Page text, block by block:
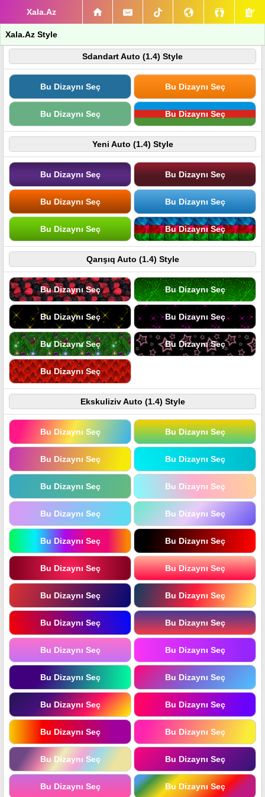
Xala.Az
Xala.Az Style
Sdandart Auto (1.4) Style
Bu Dizaynı Seç Bu Dizaynı Seç
Bu Dizaynı Seç Bu Dizaynı Seç
Yeni Auto (1.4) Style
Bu Dizaynı Seç Bu Dizaynı Seç
Bu Dizaynı Seç Bu Dizaynı Seç
Bu Dizaynı Seç Bu Dizaynı Seç
Qarışıq Auto (1.4) Style
Bu Dizaynı Seç Bu Dizaynı Seç
Bu Dizaynı Seç Bu Dizaynı Seç
Bu Dizaynı Seç Bu Dizaynı Seç
Bu Dizaynı Seç
Ekskuliziv Auto (1.4) Style
Bu Dizaynı Seç Bu Dizaynı Seç
Bu Dizaynı Seç Bu Dizaynı Seç
Bu Dizaynı Seç Bu Dizaynı Seç
Bu Dizaynı Seç Bu Dizaynı Seç
Bu Dizaynı Seç Bu Dizaynı Seç
Bu Dizaynı Seç Bu Dizaynı Seç
Bu Dizaynı Seç Bu Dizaynı Seç
Bu Dizaynı Seç Bu Dizaynı Seç
Bu Dizaynı Seç Bu Dizaynı Seç
Bu Dizaynı Seç Bu Dizaynı Seç
Bu Dizaynı Seç Bu Dizaynı Seç
Bu Dizaynı Seç Bu Dizaynı Seç
Bu Dizaynı Seç Bu Dizaynı Seç
Bu Dizaynı Seç Bu Dizaynı Seç